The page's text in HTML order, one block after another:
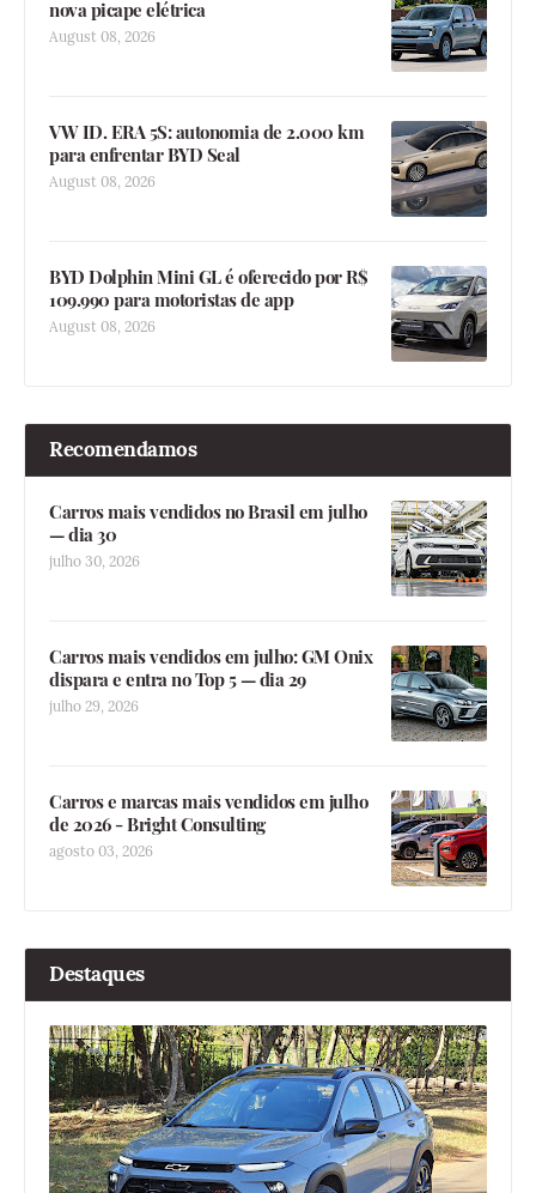
nova picape elétrica
August 08, 2026
VW ID. ERA 5S: autonomia de 2.000 km
para enfrentar BYD Seal
August 08, 2026
BYD Dolphin Mini GL é oferecido por R$
109.990 para motoristas de app
August 08, 2026
Recomendamos
Carros mais vendidos no Brasil em julho
— dia 30
julho 30, 2026
Carros mais vendidos em julho: GM Onix
dispara e entra no Top 5 — dia 29
julho 29, 2026
Carros e marcas mais vendidos em julho
de 2026 - Bright Consulting
agosto 03, 2026
Destaques